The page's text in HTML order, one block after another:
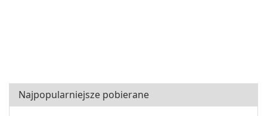
Najpopularniejsze pobierane